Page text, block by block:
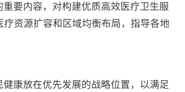
要内容，对构建优质高效医疗卫生服
资源扩容和区域均衡布局，指导各地
康放在优先发展的战略位置，以满足